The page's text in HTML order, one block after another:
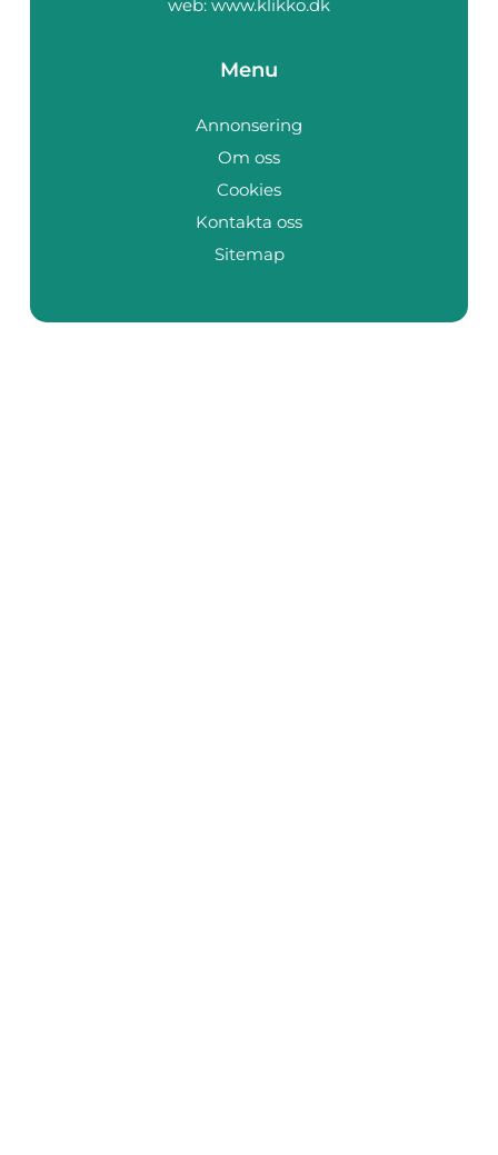
web: www.klikko.dk
Menu
Annonsering
Om oss
Cookies
Kontakta oss
Sitemap